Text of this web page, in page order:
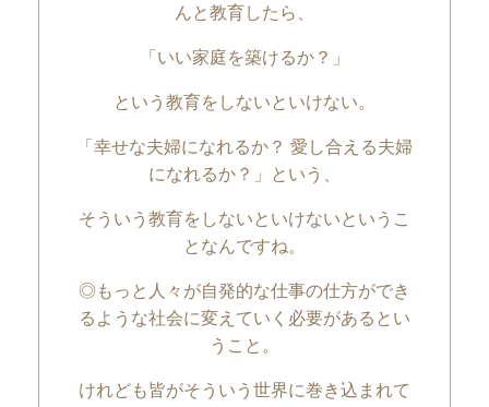
んと教育したら、
「いい家庭を築けるか？」
という教育をしないといけない。
「幸せな夫婦になれるか？ 愛し合える夫婦
になれるか？」という、
そういう教育をしないといけないというこ
となんですね。
◎もっと人々が自発的な仕事の仕方ができ
るような社会に変えていく必要があるとい
うこと。
けれども皆がそういう世界に巻き込まれて